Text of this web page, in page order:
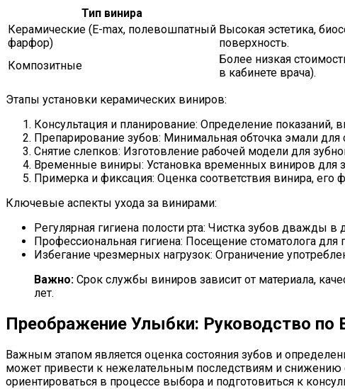
Тип винира
Керамические (E-max, полевошпатный
фарфор)
Высокая эстетика,
поверхность.
Композитные
Более низкая
в кабинете врача).
Этапы установки керамических виниров:
Консультация и планирование: Определение
Препарирование зубов: Минимальная обточка эмали для
Снятие слепков: Изготовление рабочей модели для
Временные виниры: Установка временных виниров для
Примерка и фиксация: Оценка соответствия винира, его
Ключевые аспекты ухода за винирами:
Регулярная гигиена полости рта: Чистка зубов дважды в
Профессиональная гигиена: Посещение стоматолога
Избегание чрезмерных нагрузок: Ограничение
Важно: Срок службы виниров зависит от материала,
лет.
Преображение Улыбки: Руководство
Важным этапом является оценка состояния зубов и
может привести к нежелательным последствиям и снижению
ориентироваться в процессе выбора и подготовиться к